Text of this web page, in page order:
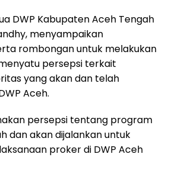
DWP Kabupaten Aceh Tengah
menyampaikan
rombongan untuk melakukan
persepsi terkait
yang akan dan telah
Aceh.
persepsi tentang program
dan akan dijalankan untuk
proker di DWP Aceh